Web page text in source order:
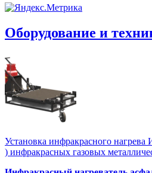
Оборудование и
Установка инфракрасного
) инфракрасных газовых